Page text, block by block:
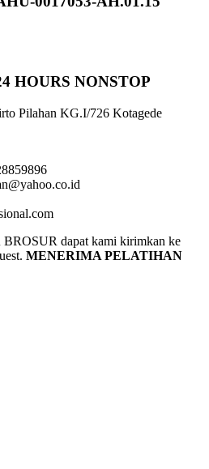
HOURS NONSTOP
Pilahan KG.I/726 Kotagede
dapat kami kirimkan ke
MENERIMA PELATIHAN